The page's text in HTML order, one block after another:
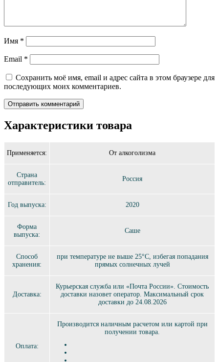
Имя *
Email *
Сохранить моё имя, email и адрес сайта в этом браузере для
последующих моих комментариев.
Характеристики товара
Применяется: От алкоголизма
Страна
отправитель:
Россия
Год выпуска: 2020
Форма
выпуска:
Саше
Способ
хранения:
при температуре не выше 25°C, избегая попадания
прямых солнечных лучей
Доставка:
Курьерская служба или «Почта России». Стоимость
доставки назовет оператор. Максимальный срок
доставки до 24.08.2026
Оплата:
Производится наличным расчетом или картой при
получении товара.